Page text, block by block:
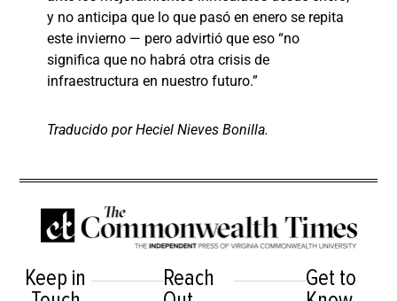
y no anticipa que lo que pasó en enero se repita
este invierno — pero advirtió que eso “no
significa que no habrá otra crisis de
infraestructura en nuestro futuro.”
Traducido por Heciel Nieves Bonilla.
Keep in
Reach
Get to